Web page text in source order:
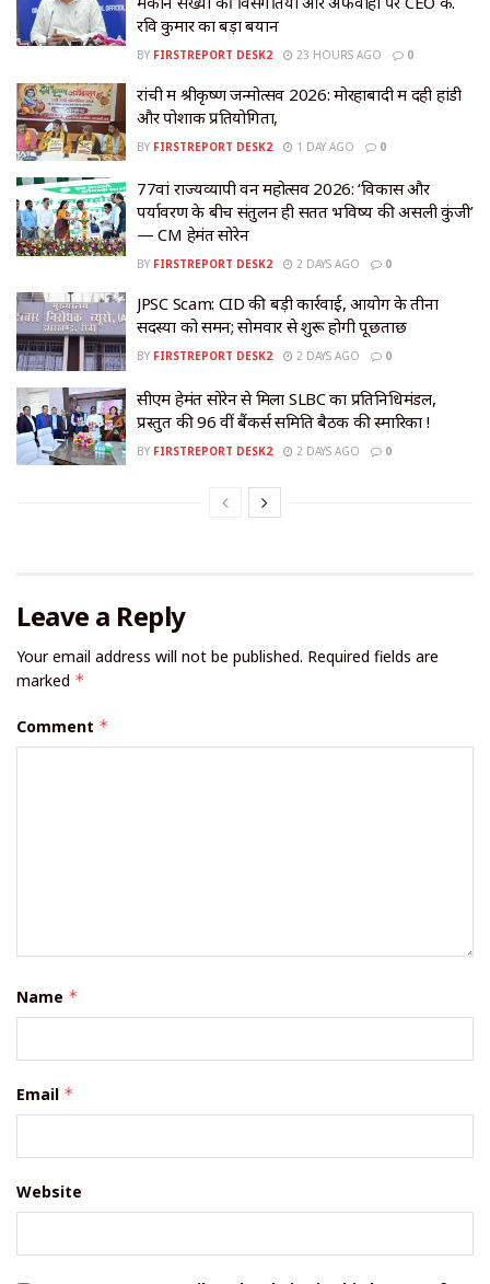
रवि कुमार का बड़ा बयान
BY FIRSTREPORT DESK2 23 HOURS AGO 0
रांची में श्रीकृष्ण जन्मोत्सव 2026: मोरहाबादी में दही हांडी
और पोशाक प्रतियोगिता,
BY FIRSTREPORT DESK2 1 DAY AGO 0
77वां राज्यव्यापी वन महोत्सव 2026: ‘विकास और
पर्यावरण के बीच संतुलन ही सतत भविष्य की असली कुंजी’
— CM हेमंत सोरेन
BY FIRSTREPORT DESK2 2 DAYS AGO 0
JPSC Scam: CID की बड़ी कार्रवाई, आयोग के तीनों
सदस्यों को समन; सोमवार से शुरू होगी पूछताछ
BY FIRSTREPORT DESK2 2 DAYS AGO 0
सीएम हेमंत सोरेन से मिला SLBC का प्रतिनिधिमंडल,
प्रस्तुत की 96 वीं बैंकर्स समिति बैठक की स्मारिका !
BY FIRSTREPORT DESK2 2 DAYS AGO 0
Leave a Reply
Your email address will not be published. Required fields are
marked *
Comment *
Name *
Email *
Website